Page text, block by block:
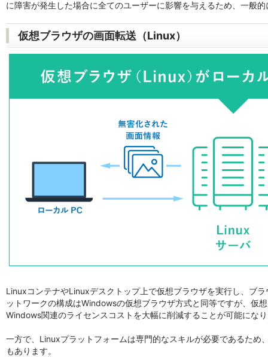
に障害が発生した場合に全てのユーザーに影響を与えるため、一般
仮想ブラウザの画面転送（Linux）
LinuxコンテナやLinuxデスクトップ上で仮想ブラウザを実行し、ブ
ットワークの構成はWindowsの仮想ブラウザ方式と同等ですが、仮
Windows関連のライセンスコストを大幅に削減することが可能にな
一方で、Linuxプラットフォームは専門的なスキルが必要であるため
もあります。